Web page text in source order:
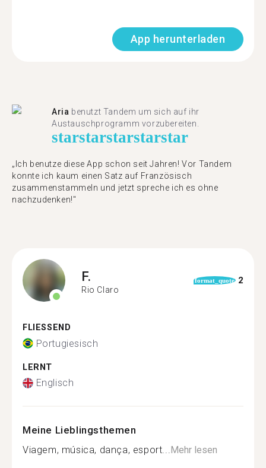
App herunterladen
Aria benutzt Tandem um sich auf ihr
Austauschprogramm vorzubereiten.
starstarstarstarstar
„Ich benutze diese App schon seit Jahren! Vor Tandem
konnte ich kaum einen Satz auf Französisch
zusammenstammeln und jetzt spreche ich es ohne
nachzudenken!"
F.
Rio Claro
format_quote 2
FLIESSEND
Portugiesisch
LERNT
Englisch
Meine Lieblingsthemen
Viagem, música, dança, esport...Mehr lesen